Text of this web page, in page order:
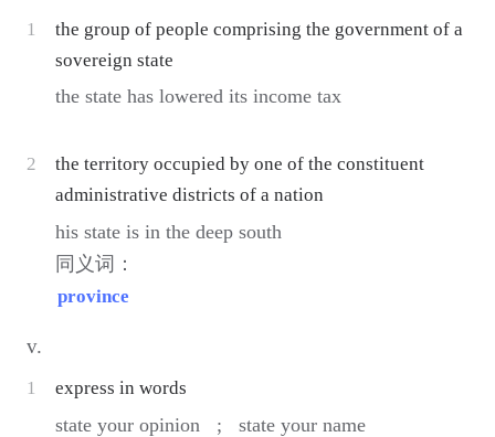
1
the group of people comprising the government of a
sovereign state
the state has lowered its income tax
2
the territory occupied by one of the constituent
administrative districts of a nation
his state is in the deep south
同义词：
province
v.
1 express in words
state your opinion ;
state your name